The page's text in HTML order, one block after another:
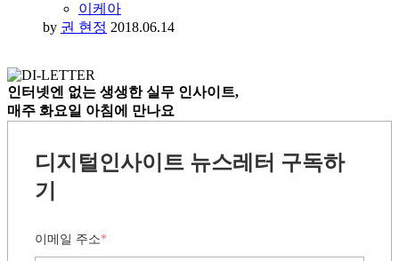
이케아
by 권 현정 2018.06.14
인터넷엔 없는 생생한 실무 인사이트,
매주 화요일 아침에 만나요
디지털인사이트 뉴스레터 구독하
기
이메일 주소*